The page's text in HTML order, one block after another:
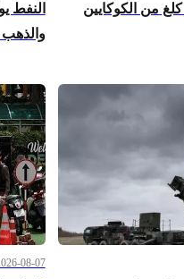
الجمارك الهولندية تحجز 800 كلغ من الكوكايين
النفط
08-07